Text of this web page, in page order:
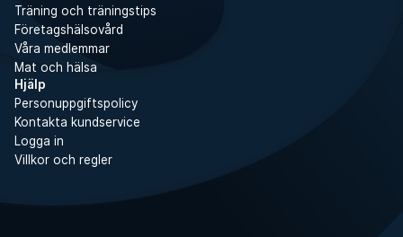
Träning och träningstips
Företagshälsovård
Våra medlemmar
Mat och hälsa
Hjälp
Personuppgiftspolicy
Kontakta kundservice
Logga in
Villkor och regler